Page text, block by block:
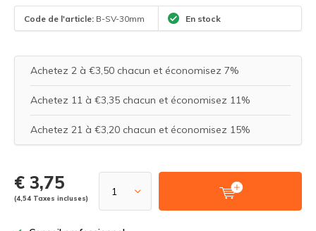
Code de l'article: B-SV-30mm En stock
Achetez 2 à €3,50 chacun et économisez 7%
Achetez 11 à €3,35 chacun et économisez 11%
Achetez 21 à €3,20 chacun et économisez 15%
€ 3,75
(4,54 Taxes incluses)